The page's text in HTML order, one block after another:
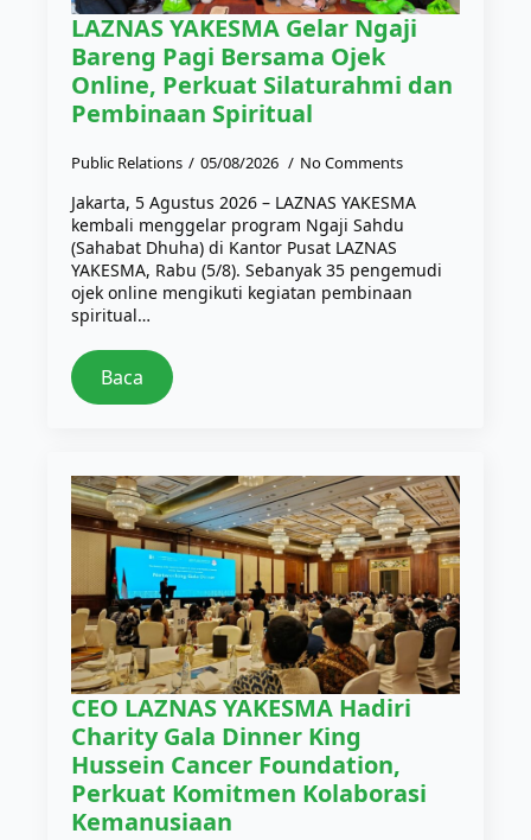
LAZNAS YAKESMA Gelar Ngaji
Bareng Pagi Bersama Ojek
Online, Perkuat Silaturahmi dan
Pembinaan Spiritual
Public Relations 05/08/2026 No Comments
Jakarta, 5 Agustus 2026 – LAZNAS YAKESMA
kembali menggelar program Ngaji Sahdu
(Sahabat Dhuha) di Kantor Pusat LAZNAS
YAKESMA, Rabu (5/8). Sebanyak 35 pengemudi
ojek online mengikuti kegiatan pembinaan
spiritual…
Baca
CEO LAZNAS YAKESMA Hadiri
Charity Gala Dinner King
Hussein Cancer Foundation,
Perkuat Komitmen Kolaborasi
Kemanusiaan